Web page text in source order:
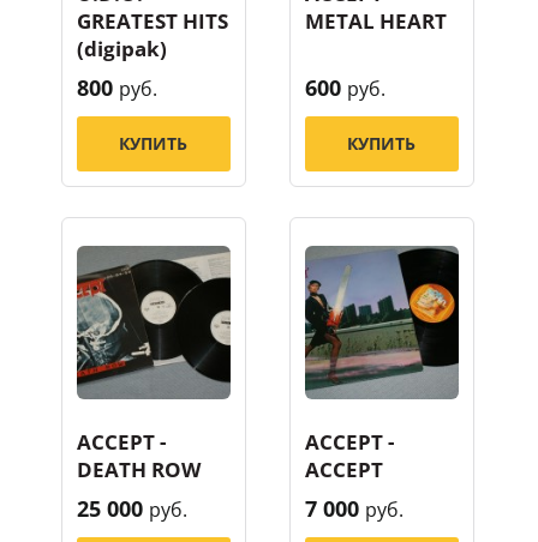
GREATEST HITS
(digipak)
800 руб.
КУПИТЬ
METAL HEART
600 руб.
КУПИТЬ
ACCEPT -
DEATH ROW
25 000 руб.
ACCEPT -
ACCEPT
7 000 руб.